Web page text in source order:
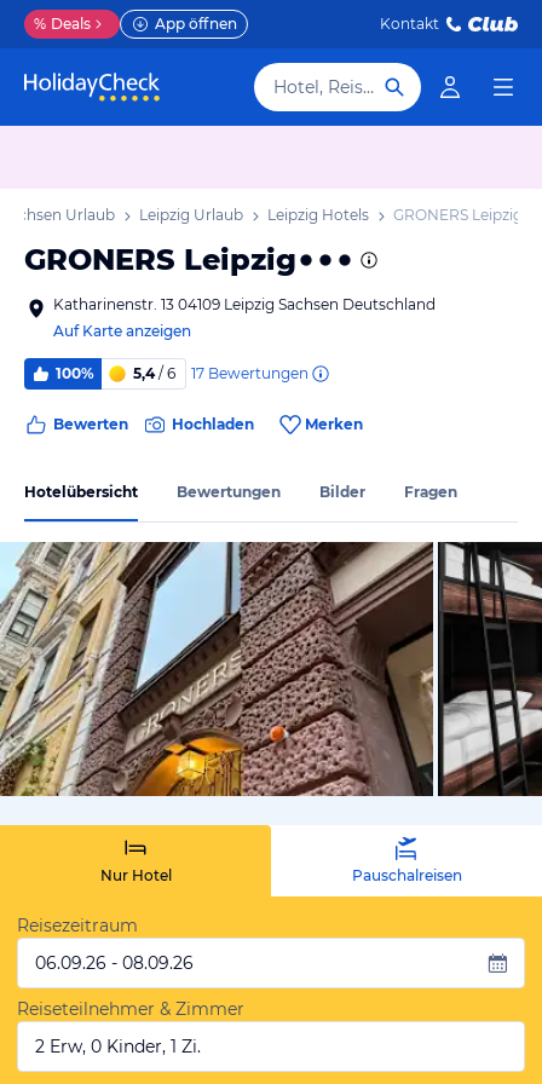
% Deals App öffnen Kontakt
Hotel, Reiseziel
Sachsen Urlaub Leipzig Urlaub Leipzig Hotels GRONERS Leipzig
GRONERS Leipzig
Katharinenstr. 13 04109 Leipzig Sachsen Deutschland
Auf Karte anzeigen
100% 5,4/ 6 17 Bewertungen
Bewerten Hochladen Merken
Hotelübersicht Bewertungen Bilder Fragen
von
Nur Hotel Pauschalreisen
Reisezeitraum
06.09.26 - 08.09.26
Reiseteilnehmer & Zimmer
2 Erw, 0 Kinder, 1 Zi.